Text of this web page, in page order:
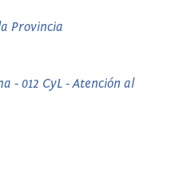
Provincia
- 012 CyL - Atención al